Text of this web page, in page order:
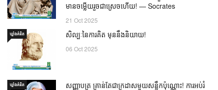
មានចម្លើយរួចជាស្រេចហើយ! — Socrates
21 Oct 2025
ឃ្លាំង​គំនិត សិល្បៈនៃការគិត មុននឹងនិយាយ!
06 Oct 2025
ឃ្លាំង​គំនិត
សញ្ញាបត្រ គ្រាន់តែជាក្រដាសមួយសន្លឹកប៉ុណ្ណោះ! ការអប់រំ